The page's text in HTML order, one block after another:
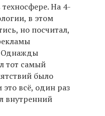
На 4-
в этом
но посчитал,
Однажды
тот самый
было
всё, один раз
внутренний